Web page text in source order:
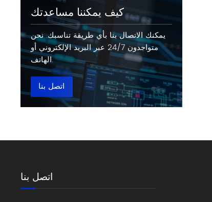
كيف يمكننا مساعدتك
يمكنك الاتصال بنا بأي طريقة تناسبك. نحن
متواجدون 24/7 عبر البريد الإلكتروني أو
الهاتف.
اتصل بنا
اتصل بنا